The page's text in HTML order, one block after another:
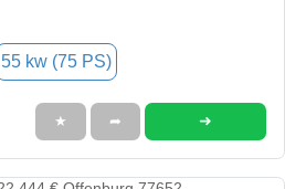
55 kw (75 PS)
★ ➦ ➜